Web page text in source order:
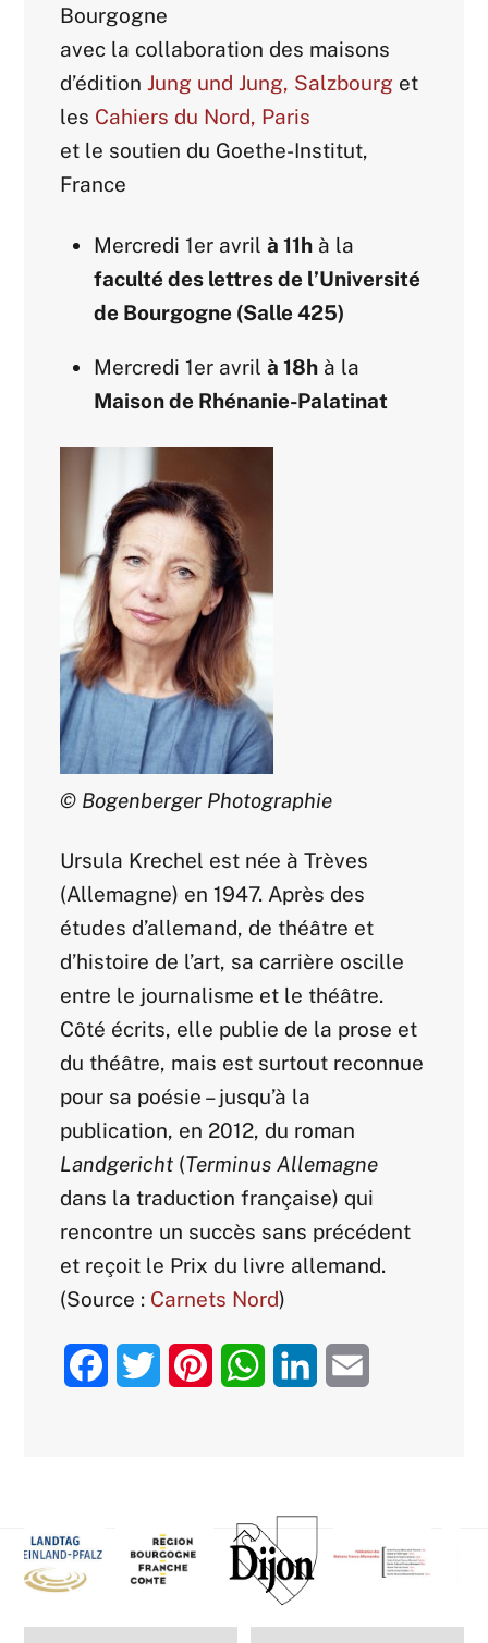
Bourgogne
avec la collaboration des maisons
d’éditionJung und Jung, Salzbourg et
les Cahiers du Nord, Paris
et le soutien du Goethe-Institut,
France
Mercredi 1er avril à 11hà la
faculté des lettres de l’Université
de Bourgogne (Salle 425)
Mercredi 1er avril à 18hà la
Maison de Rhénanie-Palatinat
© Bogenberger Photographie
Ursula Krechel est née à Trèves
(Allemagne) en 1947. Après des
études d’allemand, de théâtre et
d’histoire de l’art, sa carrière oscille
entre le journalisme et le théâtre.
Côté écrits, elle publie de la prose et
du théâtre, mais est surtout reconnue
pour sa poésie – jusqu’à la
publication, en 2012, du roman
Landgericht (Terminus Allemagne
dans la traduction française) qui
rencontre un succès sans précédent
et reçoit le Prix du livre allemand.
(Source : Carnets Nord)
o
t
e
r e
W
s
A
p I
Back
To
Top